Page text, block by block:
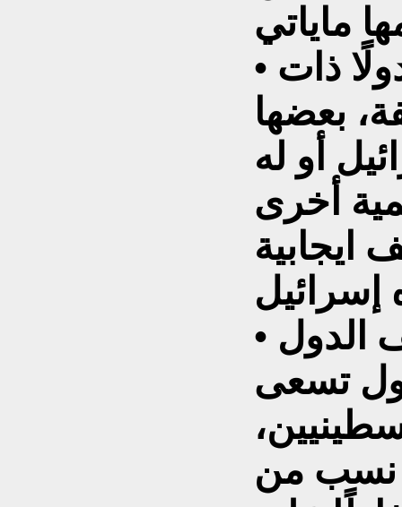
• الجامعة العربية تضم دولًا ذات
بعضها
أو له
أخرى
ايجابية
• هناك تباين كبير في مواقف الدول
تسعى
نسب من